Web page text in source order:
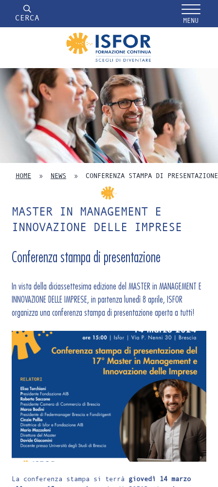
CERCA MENU
HOME » NEWS » CONFERENZA STAMPA DI PRESENTAZIONE
MASTER IN MANAGEMENT E
INNOVAZIONE DELLE IMPRESE
Conferenza stampa di presentazione
In vista della diciassettesima edizione del MASTER in MANAGEMENT E
INNOVAZIONE DELLE IMPRESE, in partenza lunedì 8 aprile, ISFOR
organizza una conferenza stampa di presentazione aperta a tutti!
La conferenza stampa si terrà giovedì 14 marzo